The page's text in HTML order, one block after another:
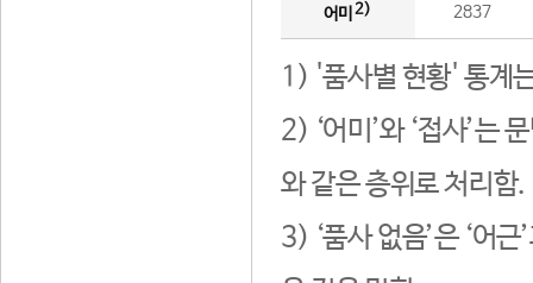
어미 2) 2837
1) '품사별 현황' 통계
2) ‘어미’와 ‘접사’는
와 같은 층위로 처리함.
3) ‘품사 없음’은 ‘어